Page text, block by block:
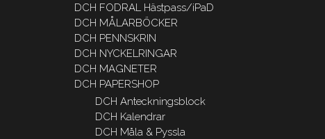
DCH FODRAL Hästpass/iPaD
DCH MÅLARBÖCKER
DCH PENNSKRIN
DCH NYCKELRINGAR
DCH MAGNETER
DCH PAPERSHOP
DCH Anteckningsblock
DCH Kalendrar
DCH Måla & Pyssla